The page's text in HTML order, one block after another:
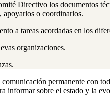
Directivo los documentos
apoyarlos o coordinarlos.
a tareas acordadas en los
organizaciones.
comunicación permanente con
informar sobre el estado y la